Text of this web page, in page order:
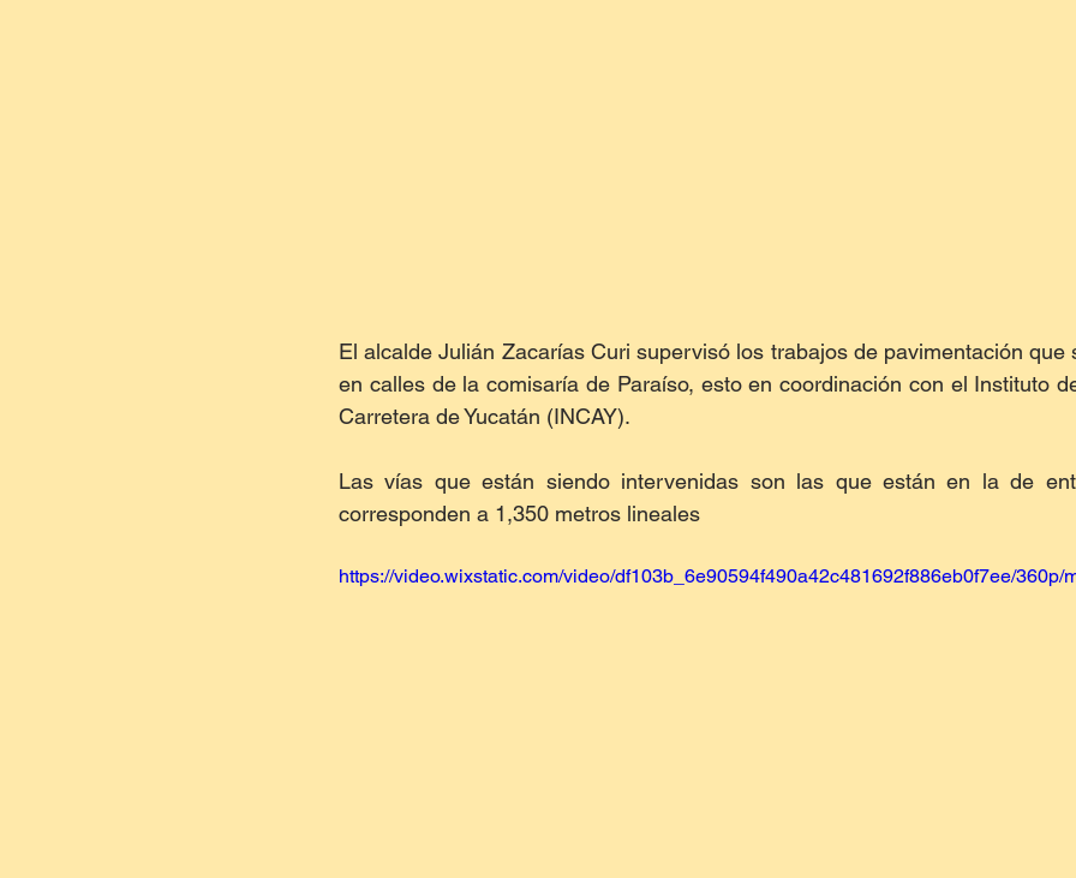
El alcalde Julián Zacarías Curi supervisó los trabajos de pavimentación que
en calles de la comisaría de Paraíso, esto en coordinación con el Instituto
Carretera de Yucatán (INCAY).
Las vías que están siendo intervenidas son las que están en la de
corresponden a 1,350 metros lineales
https://video.wixstatic.com/video/df103b_6e90594f490a42c481692f886eb0f7ee/360p/